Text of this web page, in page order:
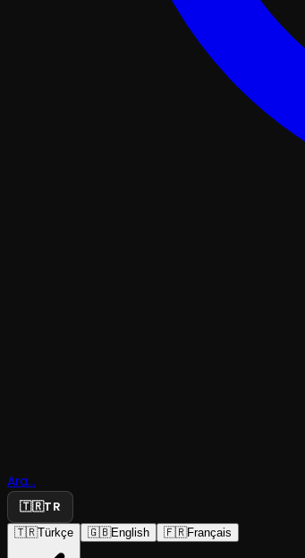
Ara...
🇹🇷TR
🇹🇷Türkçe 🇬🇧English 🇫🇷Français
Yolculuk